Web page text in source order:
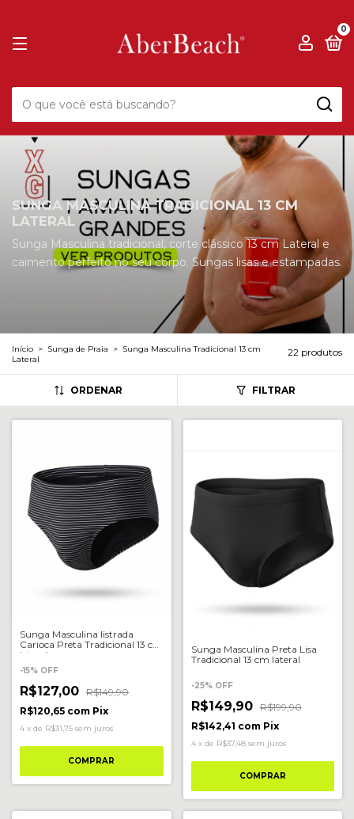
0
SUNGA MASCULINA TRADICIONAL 13 CM
LATERAL
Sunga Masculina tradicional, corte clássico 13 cm Lateral e
caimento perfeito no seu corpo. Sungas lisas e estampadas.
Início > Sunga de Praia > Sunga Masculina Tradicional 13 cm
Lateral
22 produtos
ORDENAR FILTRAR
Sunga Masculina listrada
Carioca Preta Tradicional 13 cm
lateral
-15% OFF
R$127,00 R$149,90
R$120,65 com Pix
4 x de R$31,75 sem juros
COMPRAR
Sunga Masculina Preta Lisa
Tradicional 13 cm lateral
-25% OFF
R$149,90 R$199,90
R$142,41 com Pix
4 x de R$37,48 sem juros
COMPRAR